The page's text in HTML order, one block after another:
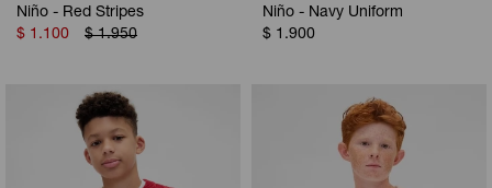
Niño - Red Stripes
$ 1.100 $ 1.950
Niño - Navy Uniform
$ 1.900